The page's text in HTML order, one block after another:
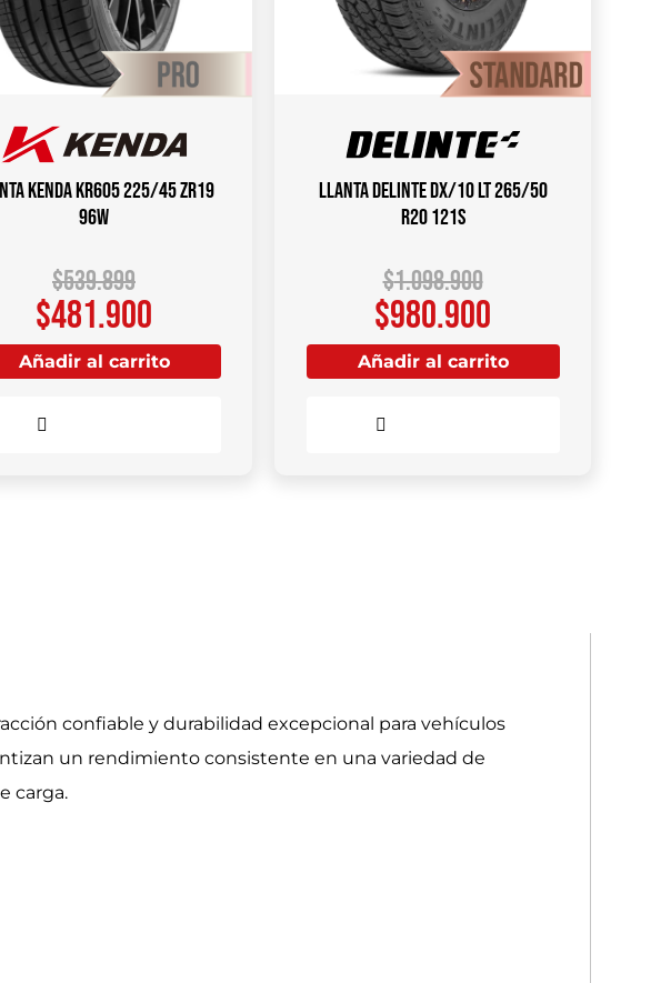
KENDA KR605 225/45 ZR19
96W
$539.899
$481.900
Añadir al carrito
Llanta DELINTE DX/10 LT 265/50
R20 121S
$1.098.900
$980.900
Añadir al carrito
confiable y durabilidad excepcional para vehículos
un rendimiento consistente en una variedad de
carga.